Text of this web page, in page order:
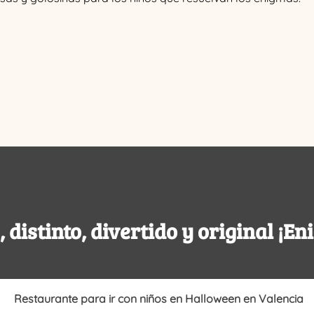
distinto, divertido y original
Restaurante para ir con niños en Halloween en Valencia